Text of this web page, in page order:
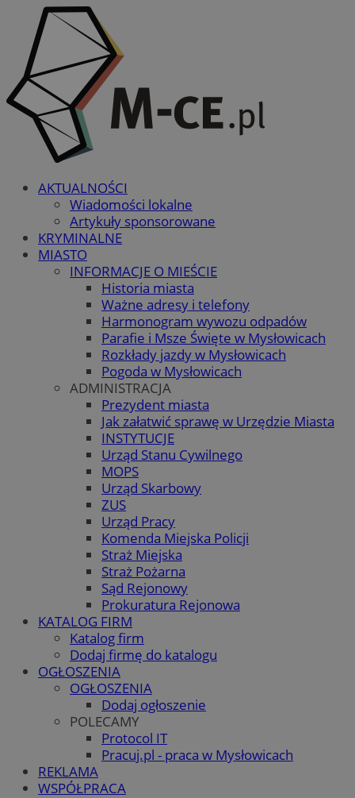
AKTUALNOŚCI
Wiadomości lokalne
Artykuły sponsorowane
KRYMINALNE
MIASTO
INFORMACJE O MIEŚCIE
Historia miasta
Ważne adresy i telefony
Harmonogram wywozu odpadów
Parafie i Msze Święte w Mysłowicach
Rozkłady jazdy w Mysłowicach
Pogoda w Mysłowicach
ADMINISTRACJA
Prezydent miasta
Jak załatwić sprawę w Urzędzie Miasta
INSTYTUCJE
Urząd Stanu Cywilnego
MOPS
Urząd Skarbowy
ZUS
Urząd Pracy
Komenda Miejska Policji
Straż Miejska
Straż Pożarna
Sąd Rejonowy
Prokuratura Rejonowa
KATALOG FIRM
Katalog firm
Dodaj firmę do katalogu
OGŁOSZENIA
OGŁOSZENIA
Dodaj ogłoszenie
POLECAMY
Protocol IT
Pracuj.pl - praca w Mysłowicach
REKLAMA
WSPÓŁPRACA